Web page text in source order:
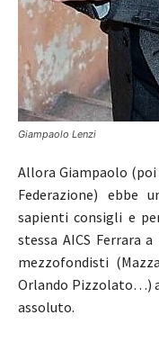
Giampaolo Lenzi
Allora Giampaolo (poi
Federazione) ebbe
sapienti consigli e
stessa AICS Ferrara
mezzofondisti
Orlando Pizzolato…)
assoluto.